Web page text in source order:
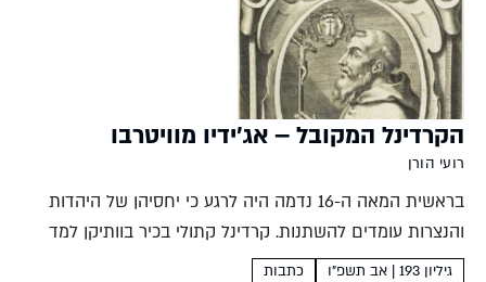
הקרדינל המקובל – אג'ידיו מוויטרבו
רועי הורן
בראשית המאה ה-16 נדמה היה לרגע כי יחסיהן של היהדות
והנצרות עומדים להשתנות. קרדינל קתולי בכיר בוותיקן למד
עברית וחיפש את מפתחות הגאולה בקבלה היהודית. בהשראתו
גיליון 193 | אב תשפ"ו כתבות